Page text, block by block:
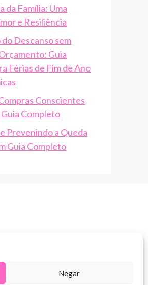
Negar
da Família: Uma
e Resiliência
Descanso sem
Guia
Férias de Fim de Ano
Conscientes
Completo
Prevenindo a Queda
Guia Completo